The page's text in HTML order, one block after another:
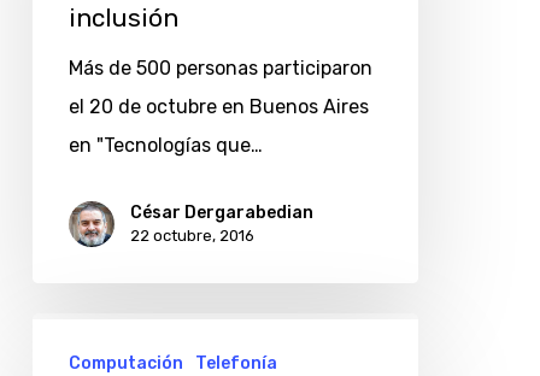
discapacidad
inclusión
inclusión
Más de 500 personas participaron
el 20 de octubre en Buenos Aires
en "Tecnologías que…
César Dergarabedian
22 octubre, 2016
Computación Telefonía